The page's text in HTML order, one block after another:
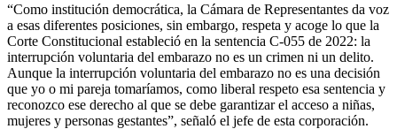
“Como institución democrática, la Cámara de Representantes da voz
a esas diferentes posiciones, sin embargo, respeta y acoge lo que la
Corte Constitucional estableció en la sentencia C-055 de 2022: la
interrupción voluntaria del embarazo no es un crimen ni un delito.
Aunque la interrupción voluntaria del embarazo no es una decisión
que yo o mi pareja tomaríamos, como liberal respeto esa sentencia y
reconozco ese derecho al que se debe garantizar el acceso a niñas,
mujeres y personas gestantes”, señaló el jefe de esta corporación.